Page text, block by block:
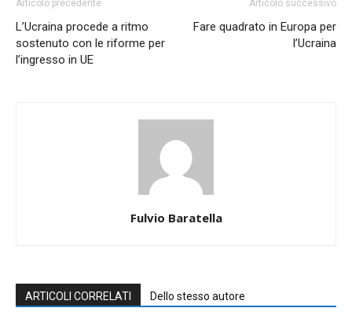
Articolo precedente
L’Ucraina procede a ritmo
sostenuto con le riforme per
l’ingresso in UE
Articolo successivo
Fare quadrato in Europa per
l’Ucraina
Fulvio Baratella
ARTICOLI CORRELATI Dello stesso autore